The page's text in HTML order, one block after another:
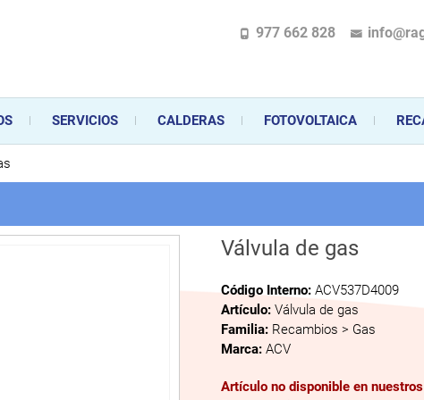
en la instalación, comercialización y mantenimiento de gas y
aparatos de gas, climatización o electrodomésticos, desde el asesoramiento
977 662 828
SERVICIOS CALDERAS FOTOVOLTAICA
Válvula de gas
Código Interno:ACV537D4009
Artículo:Válvula de gas
Familia: Recambios > Gas
Marca:ACV
Artículo no disponible en